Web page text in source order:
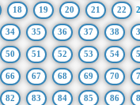
18 19 20 21 22
34 35 36 37 38
50 51 52 53 54
66 67 68 69 70
82 83 84 85 86